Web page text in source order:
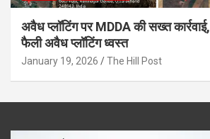
अवैध प्लॉटिंग पर MDDA की सख्त
फैली अवैध प्लॉटिंग ध्वस्त
January 19, 2026 The Hill Post